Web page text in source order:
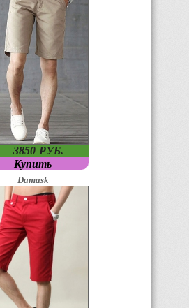
Купить
3850 PУБ.
Damask